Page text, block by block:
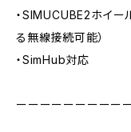
・SIMUCUBE2ホイ
る無線接続可能）
・SimHub対応
ーーーーーーーーー